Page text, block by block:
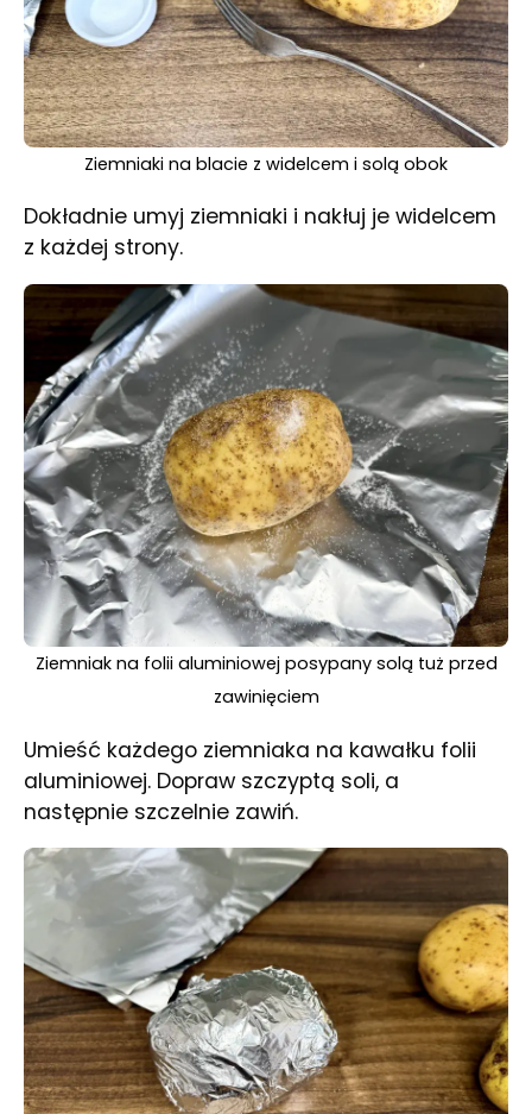
Ziemniaki na blacie z widelcem i solą obok
Dokładnie umyj ziemniaki i nakłuj je widelcem
z każdej strony.
Ziemniak na folii aluminiowej posypany solą tuż przed
zawinięciem
Umieść każdego ziemniaka na kawałku folii
aluminiowej. Dopraw szczyptą soli, a
następnie szczelnie zawiń.